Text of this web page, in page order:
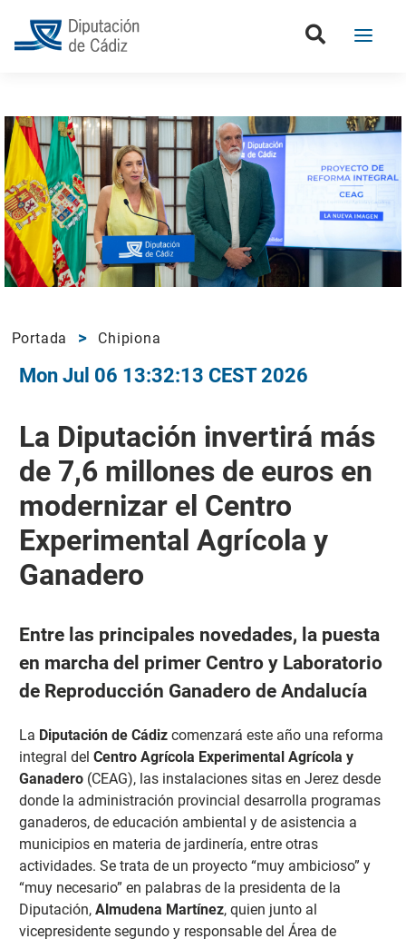
Portada Chipiona
Mon Jul 06 13:32:13 CEST 2026
La Diputación invertirá más
de 7,6 millones de euros en
modernizar el Centro
Experimental Agrícola y
Ganadero
Entre las principales novedades, la puesta
en marcha del primer Centro y Laboratorio
de Reproducción Ganadero de Andalucía
La Diputación de Cádizcomenzará este año una reforma
integral del Centro Agrícola Experimental Agrícola y
Ganadero(CEAG), las instalaciones sitas en Jerez desde
donde la administración provincial desarrolla programas
ganaderos, de educación ambiental y de asistencia a
municipios en materia de jardinería, entre otras
actividades. Se trata de un proyecto “muy ambicioso” y
“muy necesario” en palabras de la presidenta de la
Diputación, Almudena Martínez, quien junto al
vicepresidente segundo y responsable del Área de